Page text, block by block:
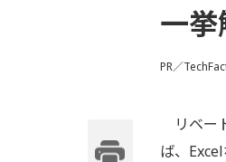
一
PR／
リベー
ば、